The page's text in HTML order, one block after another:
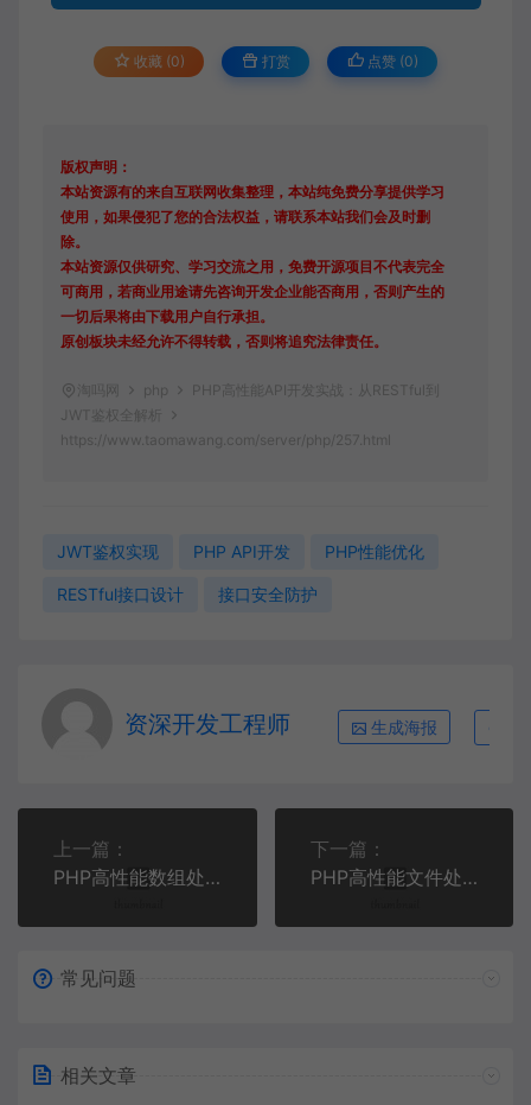
收藏 (0) 打赏 点赞 (0)
版权声明：
本站资源有的来自互联网收集整理，本站纯免费分享提供学习
使用，如果侵犯了您的合法权益，请联系本站我们会及时删
除。
本站资源仅供研究、学习交流之用，免费开源项目不代表完全
可商用，若商业用途请先咨询开发企业能否商用，否则产生的
一切后果将由下载用户自行承担。
原创板块未经允许不得转载，否则将追究法律责任。
淘吗网 php
PHP高性能API开发实战：从RESTful到
JWT鉴权全解析
https://www.taomawang.com/server/php/257.html
JWT鉴权实现 PHP API开发 PHP性能优化
RESTful接口设计 接口安全防护
资深开发工程师 生成海报
上一篇：
PHP高性能数组处理实战：从基础到Swoole协程优化
下一篇：
PHP高性能文件处理实战：从基础操作到SplFileObject高级应用
常见问题
相关文章